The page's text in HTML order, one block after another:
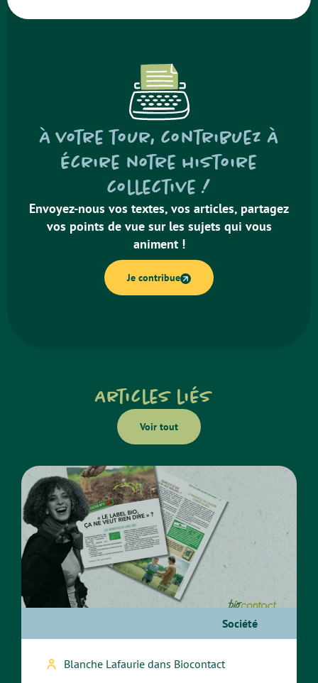
À votre tour, contribuez à
écrire notre histoire
collective !
Envoyez-nous vos textes, vos articles, partagez
vos points de vue sur les sujets qui vous
animent !
Je contribue
Articles liés
Voir tout
Société
Blanche Lafaurie dans Biocontact